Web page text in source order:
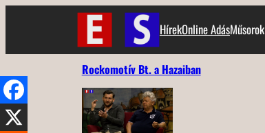
HírekOnline AdásMűsorok
Rockomotív Bt. a Hazaiban